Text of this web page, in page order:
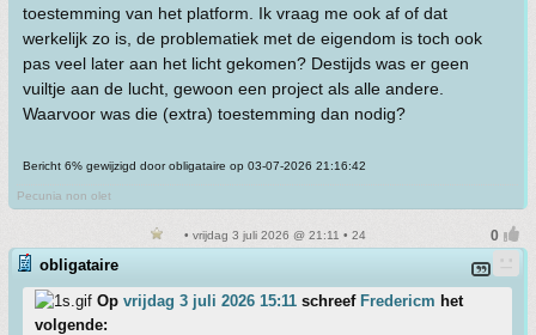
toestemming van het platform. Ik vraag me ook af of dat
werkelijk zo is, de problematiek met de eigendom is toch ook
pas veel later aan het licht gekomen? Destijds was er geen
vuiltje aan de lucht, gewoon een project als alle andere.
Waarvoor was die (extra) toestemming dan nodig?
Bericht 6% gewijzigd door obligataire op 03-07-2026 21:16:42
Pecunia non olet
• vrijdag 3 juli 2026 @ 21:11 • 24
obligataire
Op vrijdag 3 juli 2026 15:11 schreef Fredericm het
volgende: